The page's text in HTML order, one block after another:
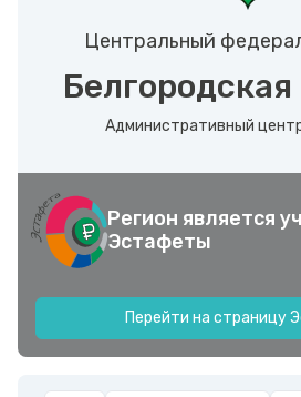
Центральный
Административный
Регион является
Эстафеты
Перейти на страницу